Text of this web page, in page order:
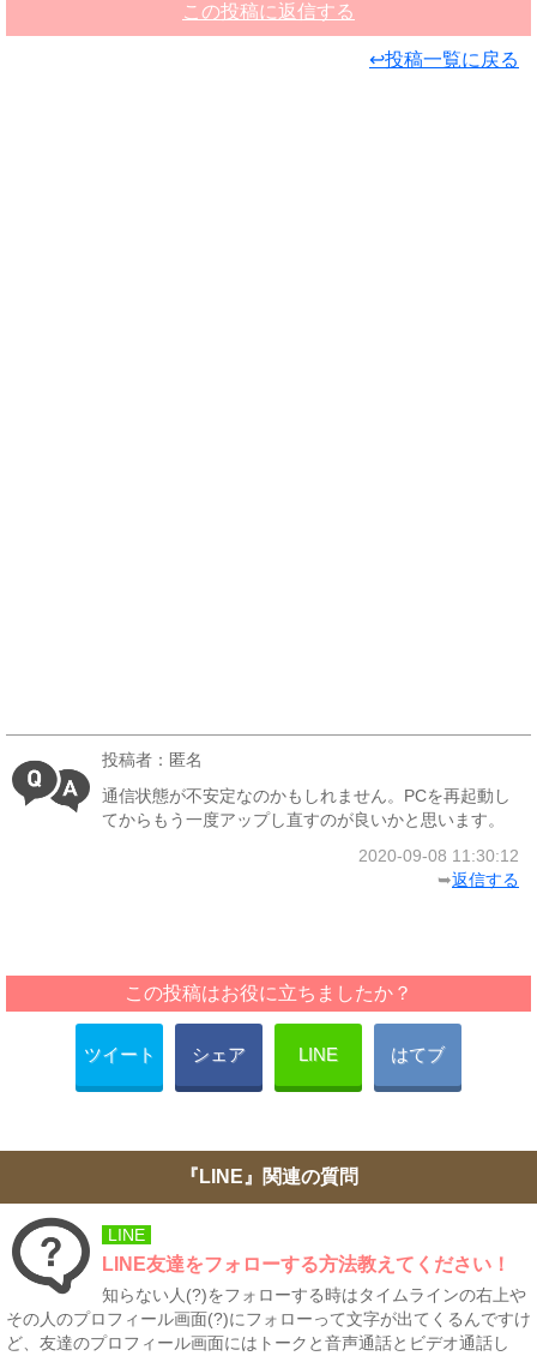
この投稿に返信する
↩投稿一覧に戻る
投稿者：匿名
通信状態が不安定なのかもしれません。PCを再起動し
てからもう一度アップし直すのが良いかと思います。
2020-09-08 11:30:12
➥返信する
この投稿はお役に立ちましたか？
ツイート シェア LINE はてブ
『LINE』関連の質問
LINE
LINE友達をフォローする方法教えてください！
知らない人(?)をフォローする時はタイムラインの右上や
その人のプロフィール画面(?)にフォローって文字が出てくるんですけ
ど、友達のプロフィール画面にはトークと音声通話とビデオ通話し